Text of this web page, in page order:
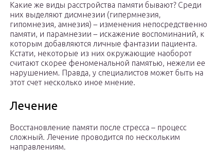
Какие же виды расстройства памяти бывают? Среди
них выделяют дисмнезии (гипермнезия,
гипомнезия, амнезия) – изменения непосредственно
памяти, и парамнезии – искажение воспоминаний, к
которым добавляются личные фантазии пациента.
Кстати, некоторые из них окружающие наоборот
считают скорее феноменальной памятью, нежели ее
нарушением. Правда, у специалистов может быть на
этот счет несколько иное мнение.
Лечение
Восстановление памяти после стресса – процесс
сложный. Лечение проводится по нескольким
направлениям.